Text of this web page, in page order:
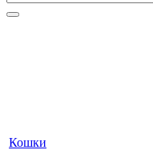
Кошки